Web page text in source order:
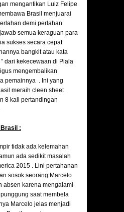
mengantikan Luiz Felipe
Brasil menjuarai
demi perlahan
semua keraguan para
sukses secara cepat
bangkit atau kata
dari kekecewaan di Piala
mengembalikan
pemainnya . Ini yang
meraih cleen sheet
8 kali pertandingan
:
tidak ada kelemahan
ada sedikit masalah
2015 . Lini pertahanan
sosok seorang Marcelo
absen karena mengalami
saat membela
Marcelo jelas menjadi